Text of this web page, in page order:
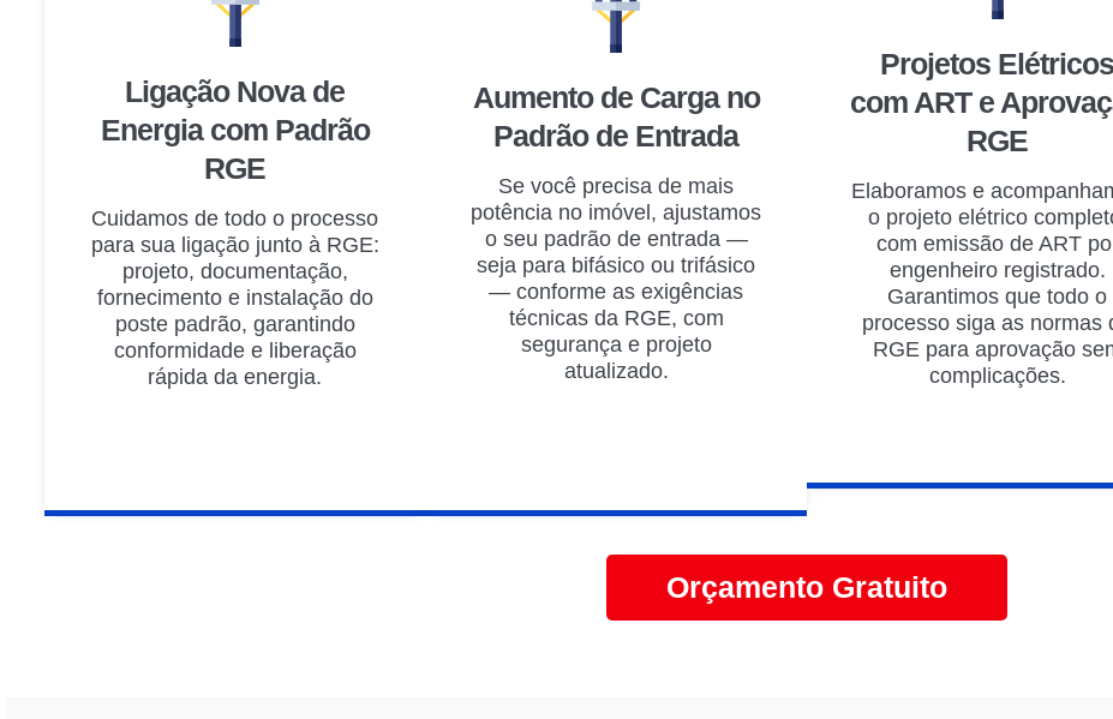
Ligação Nova de
Energia com Padrão
RGE
Cuidamos de todo o processo
para sua ligação junto à RGE:
projeto, documentação,
fornecimento e instalação do
poste padrão, garantindo
conformidade e liberação
rápida da energia.
Aumento de Carga no
Padrão de Entrada
Se você precisa de mais
potência no imóvel, ajustamos
o seu padrão de entrada —
seja para bifásico ou trifásico
— conforme as exigências
técnicas da RGE, com
segurança e projeto
atualizado.
Projetos Elétricos
com ART e
RGE
Elaboramos e
o projeto elétrico
com emissão de ART
engenheiro registrado.
Garantimos que todo o
processo siga as normas
RGE para aprovação
complicações.
Orçamento Gratuito